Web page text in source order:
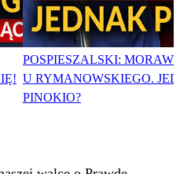
POSPIESZALSKI:
U RYMANOWSKIEGO.
PINOKIO?